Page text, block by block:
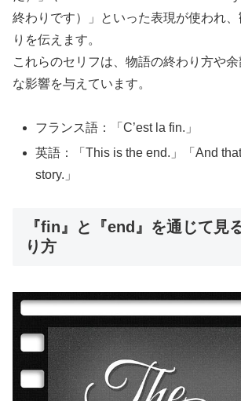
終わりです）」といった表現が使われ
りを伝えます。
これらのセリフは、物語の終わり方や
な影響を与えています。
フランス語：「C’est la fin.」
英語：「This is the end.」「And
story.」
『fin』と『end』を通じて見
り方